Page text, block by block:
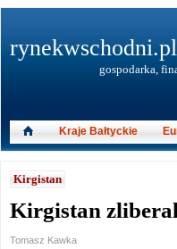
Kirgistan
Kirgistan
Tomasz Kawka
rynekwschodni.pl
gospodarka,
Kraje Bałtyckie